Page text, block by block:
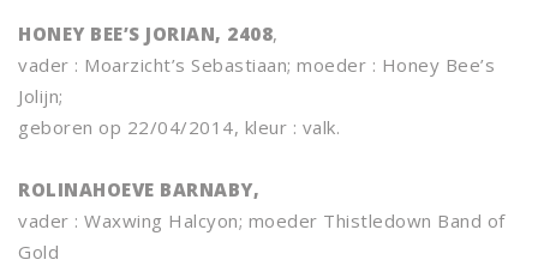
HONEY BEE’S JORIAN, 2408,
vader : Moarzicht’s Sebastiaan; moeder : Honey Bee’s
Jolijn;
geboren op 22/04/2014, kleur : valk.
ROLINAHOEVE BARNABY,
vader : Waxwing Halcyon; moeder Thistledown Band of
Gold